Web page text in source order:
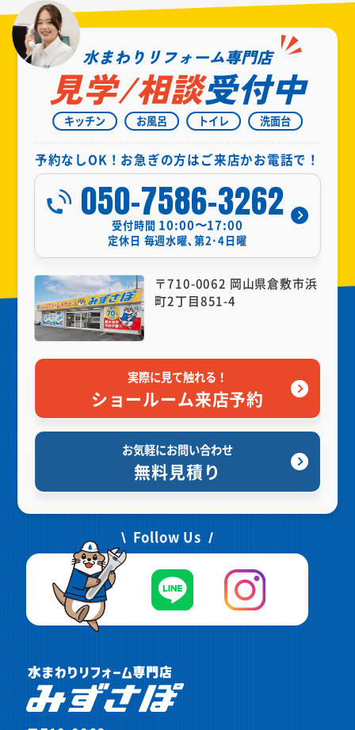
水まわりリフォーム専門店
見学/相談受付中
キッチン お風呂 トイレ 洗面台
予約なしOK！お急ぎの方はご来店かお電話で！
050-7586-3262
受付時間 10:00〜17:00
定休日 毎週水曜､第2･4日曜
〒710-0062 岡山県倉敷市浜
町2丁目851-4
実際に見て触れる！
ショールーム来店予約
お気軽にお問い合わせ
無料見積り
Follow Us